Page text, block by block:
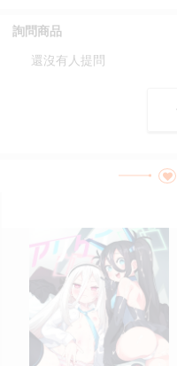
詢問商品
還沒有人提問